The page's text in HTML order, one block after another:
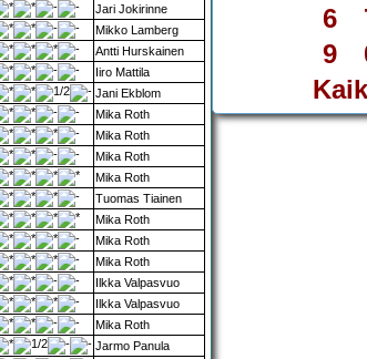
Jari Jokirinne
Mikko Lamberg
Antti Hurskainen
Iiro Mattila
Jani Ekblom
Mika Roth
Mika Roth
Mika Roth
Mika Roth
Tuomas Tiainen
Mika Roth
Mika Roth
Mika Roth
Ilkka Valpasvuo
Ilkka Valpasvuo
Mika Roth
Jarmo Panula
6
9